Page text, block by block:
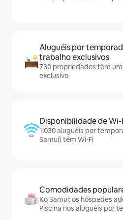
Aluguéis por
trabalho exclusivos
730 propriedades têm
exclusivo
Disponibilidade de Wi-
1.030 aluguéis por
Samui) têm Wi-Fi
Comodidades
Ko Samui: os hóspedes
Piscina nos aluguéis por